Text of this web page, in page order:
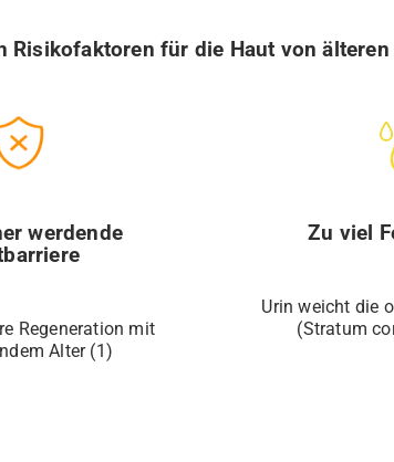
Risikofaktoren für die Haut von
werdende
Regeneration mit
Alter (1)
Zu viel
Urin weicht die
(Stratum